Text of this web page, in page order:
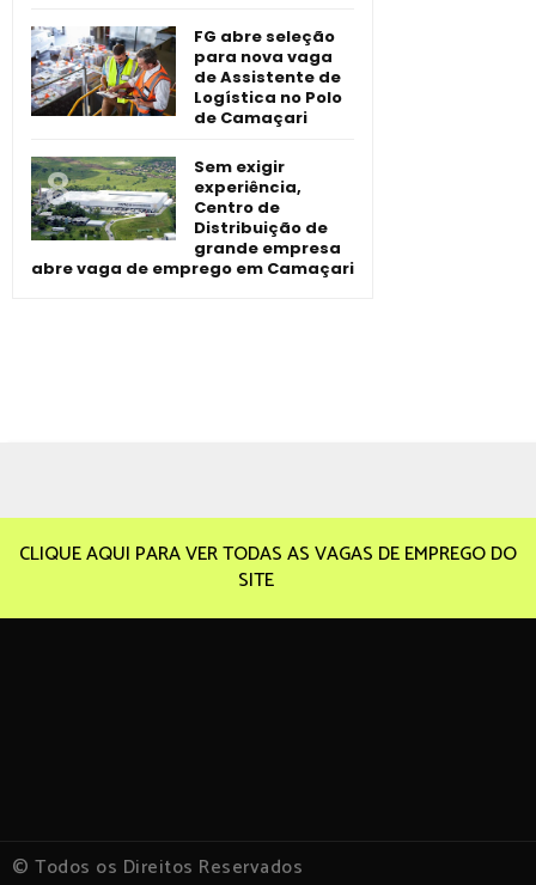
FG abre seleção
para nova vaga
de Assistente de
Logística no Polo
de Camaçari
Sem exigir
experiência,
Centro de
Distribuição de
grande empresa
abre vaga de emprego em Camaçari
CLIQUE AQUI PARA VER TODAS AS VAGAS DE EMPREGO DO
SITE
© Todos os Direitos Reservados